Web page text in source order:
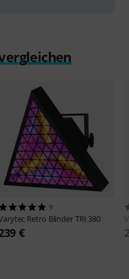
9
Retro Blinder TRI 380
€